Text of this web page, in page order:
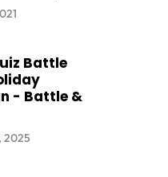
Battle
- Battle &
2025